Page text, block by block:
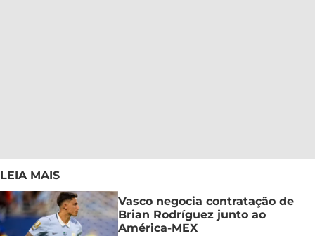
LEIA MAIS
Vasco negocia contratação de
Brian Rodríguez junto ao
América-MEX